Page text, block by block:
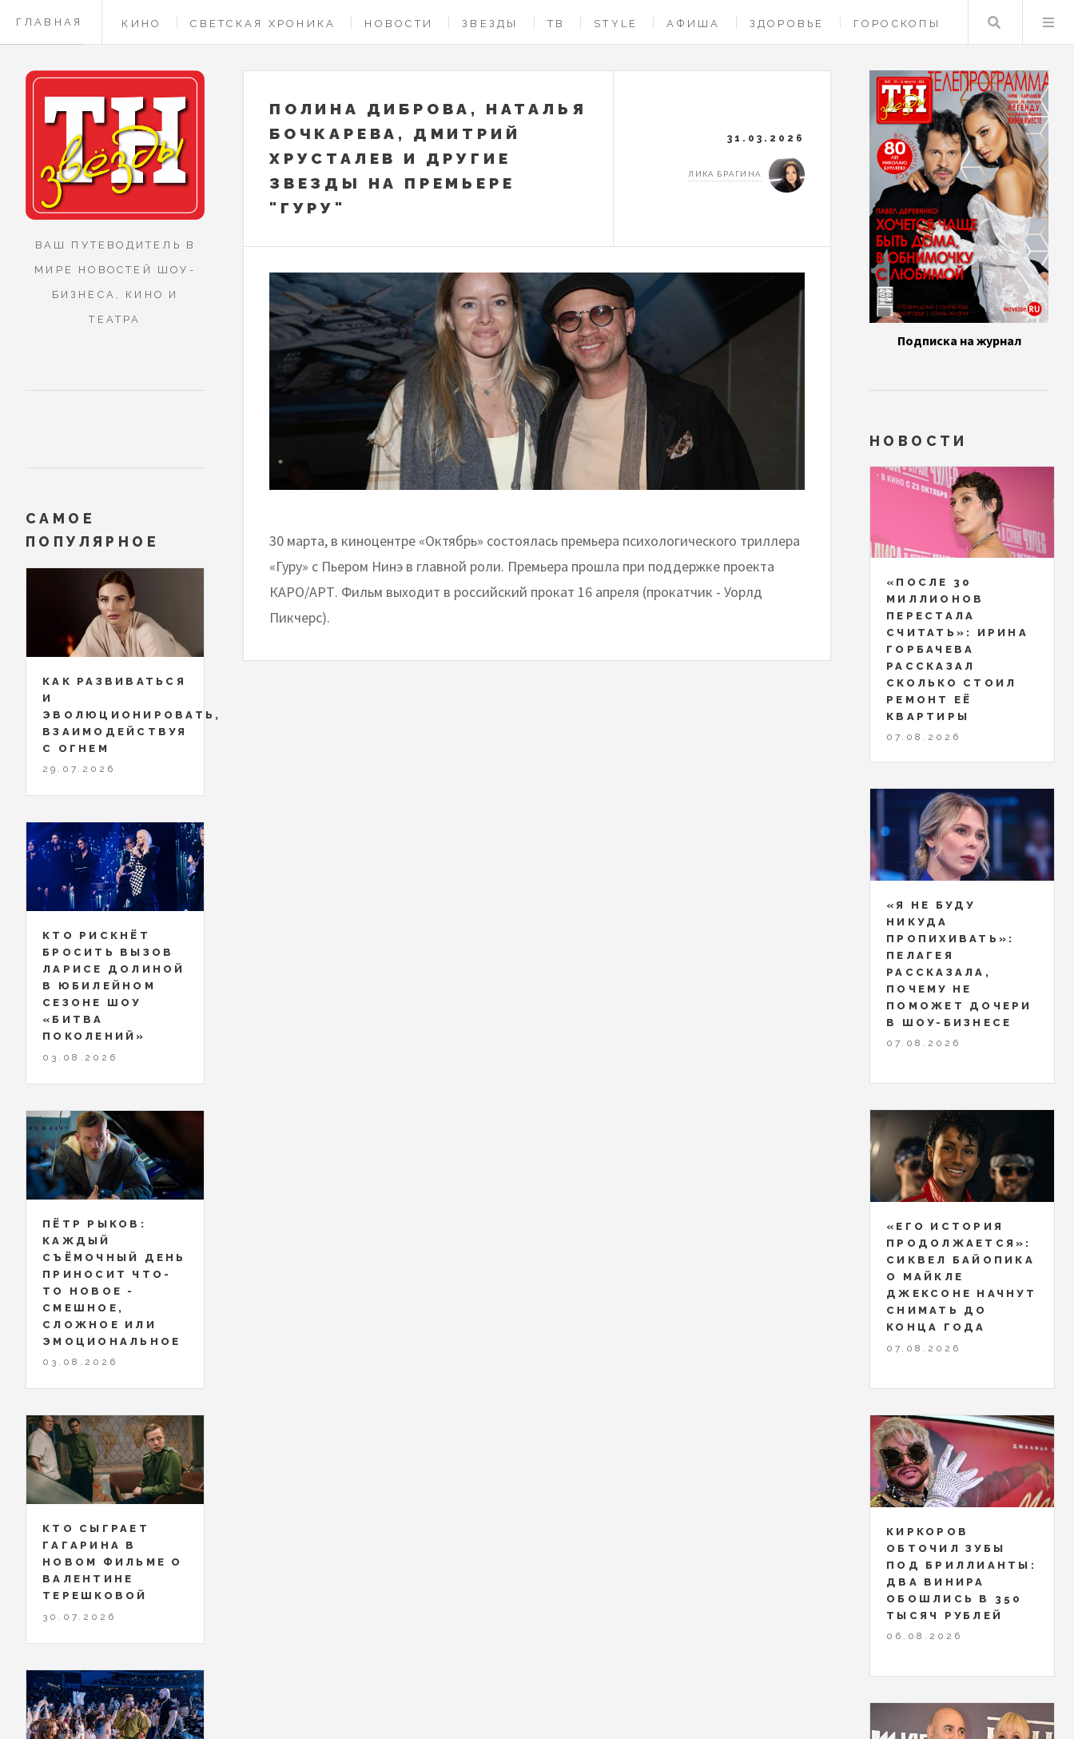
ГЛАВНАЯ КИНО СВЕТСКАЯ ХРОНИКА НОВОСТИ ЗВЕЗДЫ ТВ STYLE АФИША ЗДОРОВЬЕ ГОРОСКОПЫ
КОНТАКТЫ
Поиск
ПОЛИНА ДИБРОВА, НАТАЛЬЯ
БОЧКАРЕВА, ДМИТРИЙ
ХРУСТАЛЕВ И ДРУГИЕ
ЗВЕЗДЫ НА ПРЕМЬЕРЕ
"ГУРУ"
31.03.2026
ЛИКА БРАГИНА
30 марта, в киноцентре «Октябрь» состоялась премьера психологического триллера
«Гуру» с Пьером Нинэ в главной роли. Премьера прошла при поддержке проекта
КАРО/АРТ. Фильм выходит в российский прокат 16 апреля (прокатчик - Уорлд
Пикчерс).
ВАШ ПУТЕВОДИТЕЛЬ В
МИРЕ НОВОСТЕЙ ШОУ-
БИЗНЕСА, КИНО И
ТЕАТРА
САМОЕ
ПОПУЛЯРНОЕ
КАК РАЗВИВАТЬСЯ
И
ЭВОЛЮЦИОНИРОВАТЬ,
ВЗАИМОДЕЙСТВУЯ
С ОГНЕМ
29.07.2026
КТО РИСКНЁТ
БРОСИТЬ ВЫЗОВ
ЛАРИСЕ ДОЛИНОЙ
В ЮБИЛЕЙНОМ
СЕЗОНЕ ШОУ
«БИТВА
ПОКОЛЕНИЙ»
03.08.2026
ПЁТР РЫКОВ:
КАЖДЫЙ
СЪЁМОЧНЫЙ ДЕНЬ
ПРИНОСИТ ЧТО-
ТО НОВОЕ -
СМЕШНОЕ,
СЛОЖНОЕ ИЛИ
ЭМОЦИОНАЛЬНОЕ
03.08.2026
КТО СЫГРАЕТ
ГАГАРИНА В
НОВОМ ФИЛЬМЕ О
ВАЛЕНТИНЕ
ТЕРЕШКОВОЙ
30.07.2026
Подписка на журнал
НОВОСТИ
«ПОСЛЕ 30
МИЛЛИОНОВ
ПЕРЕСТАЛА
СЧИТАТЬ»: ИРИНА
ГОРБАЧЕВА
РАССКАЗАЛ
СКОЛЬКО СТОИЛ
РЕМОНТ ЕЁ
КВАРТИРЫ
07.08.2026
«Я НЕ БУДУ
НИКУДА
ПРОПИХИВАТЬ»:
ПЕЛАГЕЯ
РАССКАЗАЛА,
ПОЧЕМУ НЕ
ПОМОЖЕТ ДОЧЕРИ
В ШОУ-БИЗНЕСЕ
07.08.2026
«ЕГО ИСТОРИЯ
ПРОДОЛЖАЕТСЯ»:
СИКВЕЛ БАЙОПИКА
О МАЙКЛЕ
ДЖЕКСОНЕ НАЧНУТ
СНИМАТЬ ДО
КОНЦА ГОДА
07.08.2026
КИРКОРОВ
ОБТОЧИЛ ЗУБЫ
ПОД БРИЛЛИАНТЫ:
ДВА ВИНИРА
ОБОШЛИСЬ В 350
ТЫСЯЧ РУБЛЕЙ
06.08.2026